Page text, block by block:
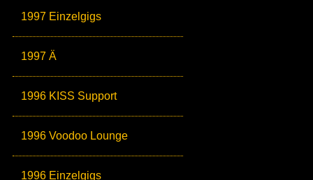
1997 Einzelgigs
1997 Ä
1996 KISS Support
1996 Voodoo Lounge
1996 Einzelgigs